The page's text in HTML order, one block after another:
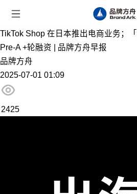
TikTok Shop 在日本推出电商业务；
Pre-A +轮融资 | 品牌方舟早报
品牌方舟
2025-07-01 01:09
2425